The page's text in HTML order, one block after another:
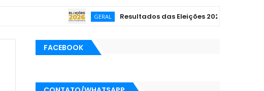
GERAL Resultados das Eleições 2026 poderão ser
FACEBOOK